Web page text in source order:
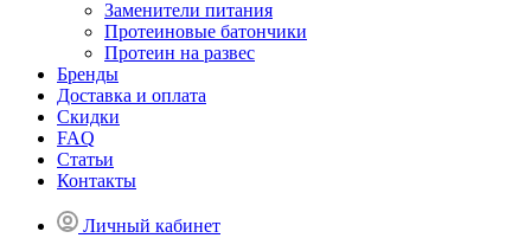
Заменители питания
Протеиновые батончики
Протеин на развес
Бренды
Доставка и оплата
Скидки
FAQ
Статьи
Контакты
Личный кабинет